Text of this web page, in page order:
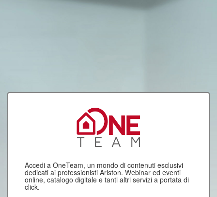
Accedi a OneTeam, un mondo di contenuti esclusivi
dedicati ai professionisti Ariston. Webinar ed eventi
online, catalogo digitale e tanti altri servizi a portata di
click.